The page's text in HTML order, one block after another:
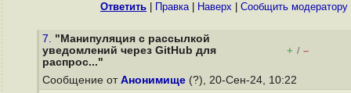
Ответить Правка| Наверх Cообщить модератору
7. "Манипуляция с рассылкой
уведомлений через GitHub для
распрос..."
+ / –
Сообщение от Анонимище (?), 20-Сен-24, 10:22